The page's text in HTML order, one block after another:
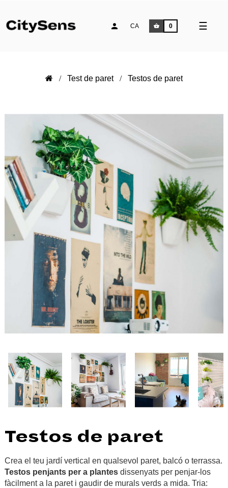
☰
CA 0
Test de paret Testos de paret
Testos de paret
Crea el teu jardí vertical en qualsevol paret, balcó o terrassa.
Testos penjants per a plantes dissenyats per penjar-los
fàcilment a la paret i gaudir de murals verds a mida. Tria: